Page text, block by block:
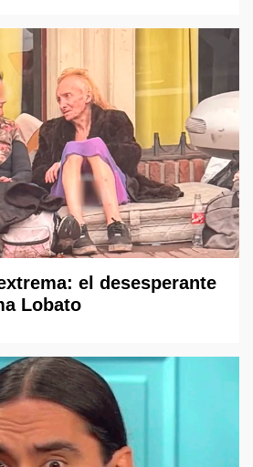
el desesperante
Lobato